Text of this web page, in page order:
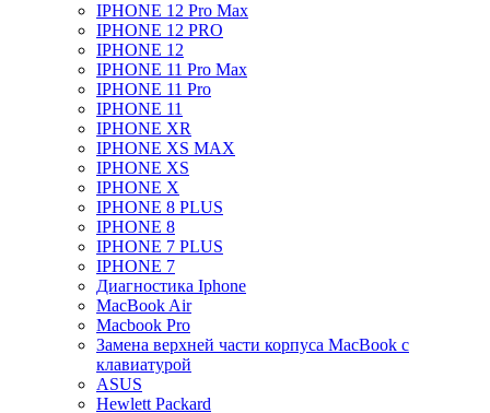
IPHONE 12 Pro Max
IPHONE 12 PRO
IPHONE 12
IPHONE 11 Pro Max
IPHONE 11 Pro
IPHONE 11
IPHONE XR
IPHONE XS MAX
IPHONE XS
IPHONE X
IPHONE 8 PLUS
IPHONE 8
IPHONE 7 PLUS
IPHONE 7
Диагностика Iphone
MacBook Air
Macbook Pro
Замена верхней части корпуса MacBook с
клавиатурой
ASUS
Hewlett Packard